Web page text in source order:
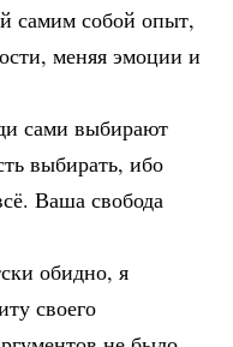
самим собой опыт,
меняя эмоции и
сами выбирают
выбирать, ибо
Ваша свобода
обидно, я
своего